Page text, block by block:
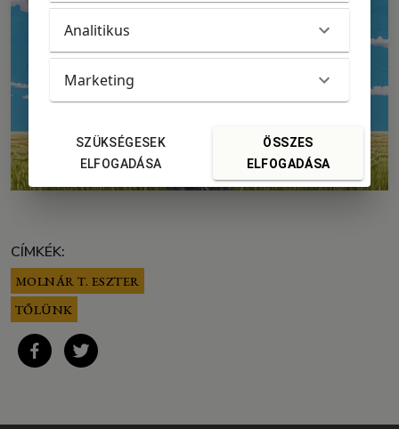
CÍMKÉK:
MOLNÁR T. ESZTER
TŐLÜNK
Analitikus
Marketing
SZÜKSÉGESEK
ELFOGADÁSA
ÖSSZES
ELFOGADÁSA